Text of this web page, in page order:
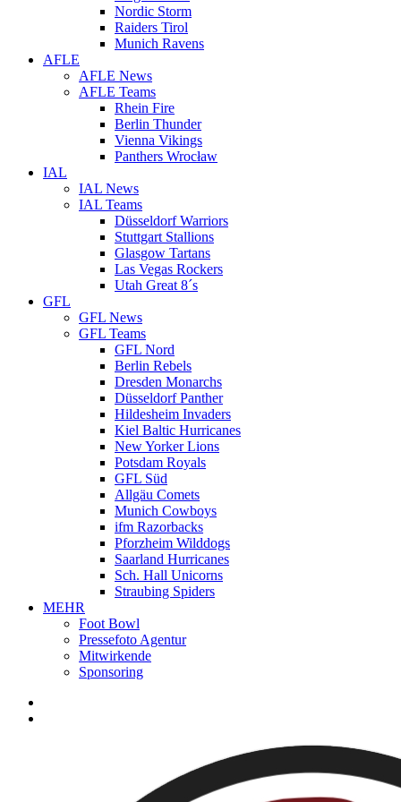
Nordic Storm
Raiders Tirol
Munich Ravens
AFLE
AFLE News
AFLE Teams
Rhein Fire
Berlin Thunder
Vienna Vikings
Panthers Wrocław
IAL
IAL News
IAL Teams
Düsseldorf Warriors
Stuttgart Stallions
Glasgow Tartans
Las Vegas Rockers
Utah Great 8´s
GFL
GFL News
GFL Teams
GFL Nord
Berlin Rebels
Dresden Monarchs
Düsseldorf Panther
Hildesheim Invaders
Kiel Baltic Hurricanes
New Yorker Lions
Potsdam Royals
GFL Süd
Allgäu Comets
Munich Cowboys
ifm Razorbacks
Pforzheim Wilddogs
Saarland Hurricanes
Sch. Hall Unicorns
Straubing Spiders
MEHR
Foot Bowl
Pressefoto Agentur
Mitwirkende
Sponsoring